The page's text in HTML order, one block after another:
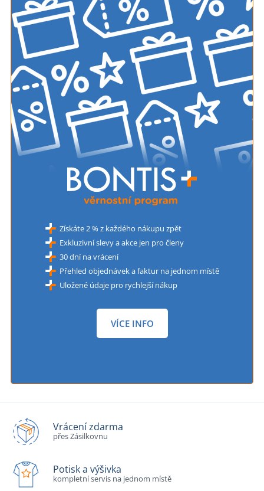
Získáte 2 % z každého nákupu zpět
Exkluzivní slevy a akce jen pro členy
30 dní na vrácení
Přehled objednávek a faktur na jednom místě
Uložené údaje pro rychlejší nákup
VÍCE INFO
Vrácení zdarma
přes Zásilkovnu
Potisk a výšivka
kompletní servis na jednom místě